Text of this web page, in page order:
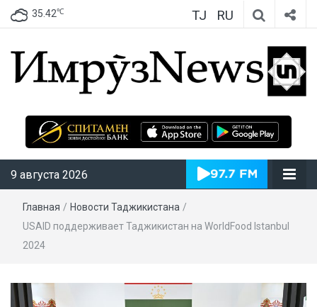
35.42℃ TJ RU
ИмрӯзNews
9 августа 2026
Главная / Новости Таджикистана /
USAID поддерживает Таджикистан на WorldFood Istanbul
2024